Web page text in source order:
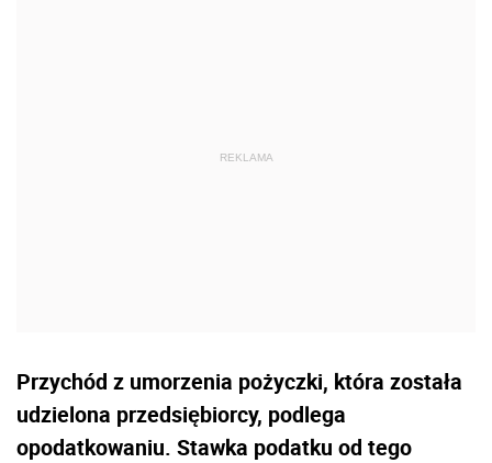
Przychód z umorzenia pożyczki, która została
udzielona przedsiębiorcy, podlega
opodatkowaniu. Stawka podatku od tego